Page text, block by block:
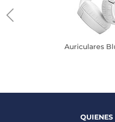
Auriculares
QUIENES